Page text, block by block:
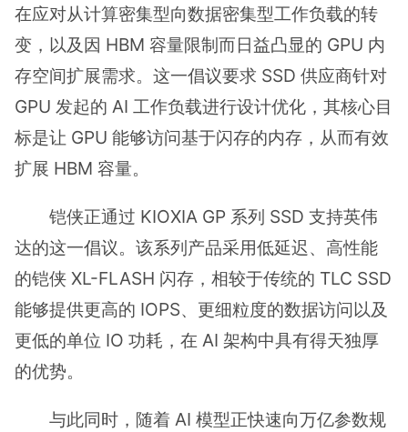
在应对从计算密集型向数据密集型工作负载的转
变，以及因 HBM 容量限制而日益凸显的 GPU 内
存空间扩展需求。这一倡议要求 SSD 供应商针对
GPU 发起的 AI 工作负载进行设计优化，其核心目
标是让 GPU 能够访问基于闪存的内存，从而有效
扩展 HBM 容量。
铠侠正通过 KIOXIA GP 系列 SSD 支持英伟
达的这一倡议。该系列产品采用低延迟、高性能
的铠侠 XL-FLASH 闪存，相较于传统的 TLC SSD
能够提供更高的 IOPS、更细粒度的数据访问以及
更低的单位 IO 功耗，在 AI 架构中具有得天独厚
的优势。
与此同时，随着 AI 模型正快速向万亿参数规